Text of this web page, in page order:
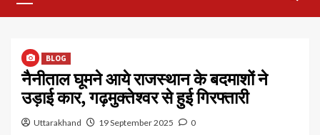
BLOG
नैनीताल घूमने आये राजस्थान के बदमाशों ने
उड़ाई कार, गढ़मुक्तेश्वर से हुई गिरफ्तारी
Uttarakhand 19 September 2025 0